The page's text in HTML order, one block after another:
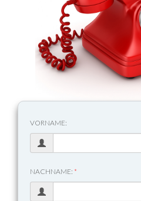
VORNAME:
NACHNAME: *